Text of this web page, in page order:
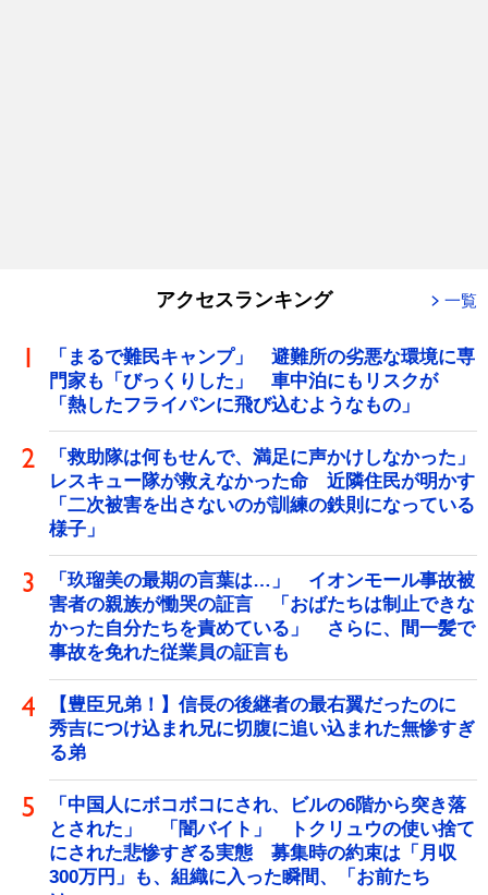
アクセスランキング 一覧
「まるで難民キャンプ」 避難所の劣悪な環境に専
門家も「びっくりした」 車中泊にもリスクが
「熱したフライパンに飛び込むようなもの」
「救助隊は何もせんで、満足に声かけしなかった」
レスキュー隊が救えなかった命 近隣住民が明かす
「二次被害を出さないのが訓練の鉄則になっている
様子」
「玖瑠美の最期の言葉は…」 イオンモール事故被
害者の親族が慟哭の証言 「おばたちは制止できな
かった自分たちを責めている」 さらに、間一髪で
事故を免れた従業員の証言も
【豊臣兄弟！】信長の後継者の最右翼だったのに
秀吉につけ込まれ兄に切腹に追い込まれた無惨すぎ
る弟
「中国人にボコボコにされ、ビルの6階から突き落
とされた」 「闇バイト」 トクリュウの使い捨て
にされた悲惨すぎる実態 募集時の約束は「月収
300万円」も、組織に入った瞬間、「お前たち